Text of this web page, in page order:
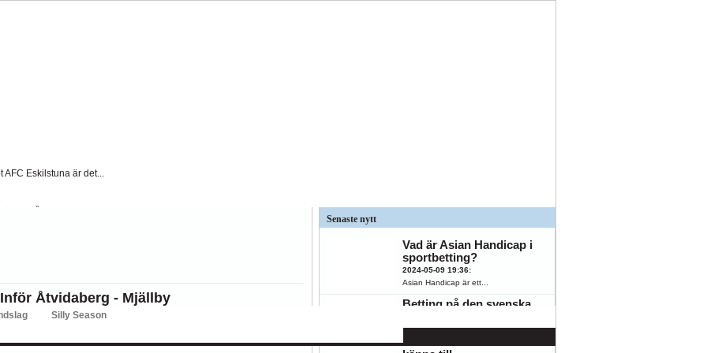
AFC Eskilstuna är det...
Silly Season
Åtvidaberg - Mjällby
Senaste nytt
Vad är Asian Handicap i
sportbetting?
2024-05-09 19:36:
Asian Handicap är ett...
Betting på den svenska
populära
oddsmarknader du bör